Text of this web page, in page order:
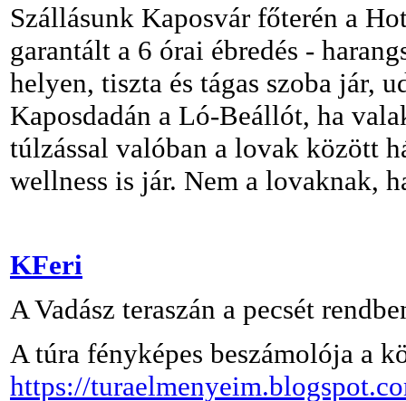
Szállásunk Kaposvár főterén a
garantált a 6 órai ébredés -
helyen, tiszta és tágas szoba jár,
Kaposdadán a Ló-Beállót, ha
túlzással valóban a lovak között
wellness is jár. Nem a lovaknak,
KFeri
A Vadász teraszán a pecsét
A túra fényképes beszámolója a
https://